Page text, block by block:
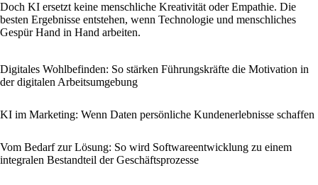
Doch KI ersetzt keine menschliche Kreativität oder Empathie. Die
besten Ergebnisse entstehen, wenn Technologie und menschliches
Gespür Hand in Hand arbeiten.
Digitales Wohlbefinden: So stärken Führungskräfte die Motivation in
der digitalen Arbeitsumgebung
KI im Marketing: Wenn Daten persönliche Kundenerlebnisse schaffen
Vom Bedarf zur Lösung: So wird Softwareentwicklung zu einem
integralen Bestandteil der Geschäftsprozesse